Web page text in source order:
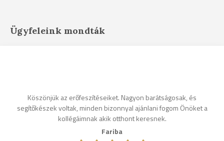
Ügyfeleink mondták
Köszönjük az erőfeszítéseiket. Nagyon barátságosak, és
segítőkészek voltak, minden bizonnyal ajánlani fogom Önöket a
kollégáimnak akik otthont keresnek.
Fariba